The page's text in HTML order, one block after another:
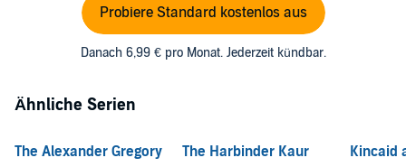
Probiere Standard kostenlos aus
Danach 6,99 € pro Monat. Jederzeit kündbar.
Ähnliche Serien
The Alexander Gregory
The Harbinder Kaur
Kincaid